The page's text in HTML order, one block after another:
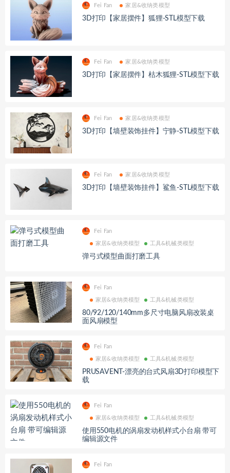
Fei Fan 家居&收纳类模型
3D打印【家居摆件】狐狸-STL模型下载
Fei Fan 家居&收纳类模型
3D打印【家居摆件】枯木狐狸-STL模型下载
Fei Fan 家居&收纳类模型
3D打印【墙壁装饰挂件】宁静-STL模型下载
Fei Fan 家居&收纳类模型
3D打印【墙壁装饰挂件】鲨鱼-STL模型下载
Fei Fan
家居&收纳类模型 工具&机械类模型
弹弓式模型曲面打磨工具
Fei Fan
家居&收纳类模型 工具&机械类模型
80/92/120/140mm多尺寸电脑风扇改装桌
面风扇模型
Fei Fan
家居&收纳类模型 工具&机械类模型
PRUSAVENT-漂亮的台式风扇3D打印模型下
载
Fei Fan
家居&收纳类模型 工具&机械类模型
使用550电机的涡扇发动机样式小台扇 带可
编辑源文件
Fei Fan